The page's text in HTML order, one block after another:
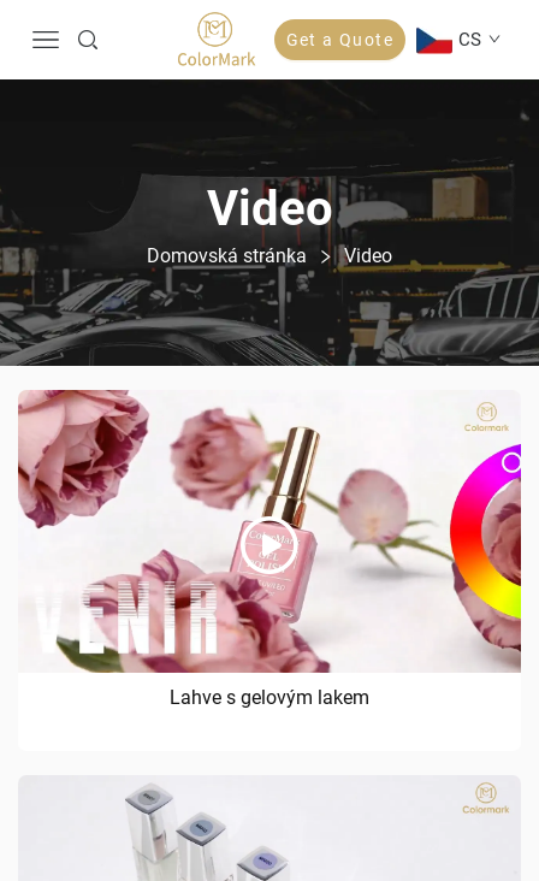
Get a Quote CS
Video
Domovská stránka Video
Lahve s gelovým lakem